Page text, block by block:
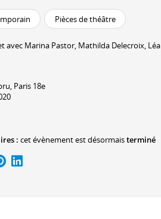
Pièces de théâtre
avec Marina Pastor, Mathilda Delecroix, Léa
, Paris 18e
: cet évènement est désormaisterminé